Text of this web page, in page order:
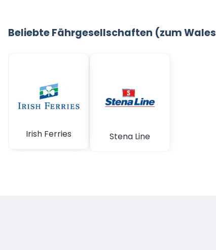
Beliebte Fährgesellschaften (zum Wales
Irish Ferries Stena Line